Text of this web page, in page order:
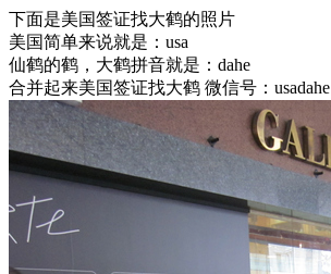
下面是美国签证找大鹤的照片
美国简单来说就是：usa
仙鹤的鹤，大鹤拼音就是：dahe
合并起来美国签证找大鹤 微信号：usadahe